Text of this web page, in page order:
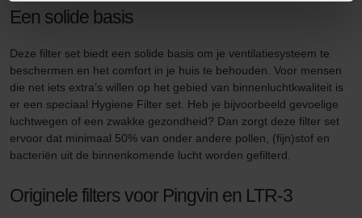
Zehnder Group Italia S.r.l.: Privacy
Limitet Şirketi: Web Sitesi Çerezleri
Zehnder Group Nederland bv: Privacyverklaringen
Zehnder Group Sales International: Privacy Policy
Zehnder Group Schweiz AG: Datenschutz
Zehnder Polska Sp. z o.o.: Oświadczenie o ochronie
danych Zehnder
Een solide basis
Deze filter set biedt een solide basis om je ventilatiesysteem te
beschermen en het comfort in je huis te behouden. Voor mensen
die net iets extra’s willen op het gebied van binnenluchtkwaliteit is
er een speciaal Hygiene Filter set. Heb je bijvoorbeeld gevoelige
luchtwegen of een zwakke gezondheid? Dan zorgt deze filter set
ervoor dat minimaal 50% van onder andere pollen, (fijn)stof en
bacteriën uit de binnenkomende lucht worden gefilterd.
Originele filters voor Pingvin en LTR-3